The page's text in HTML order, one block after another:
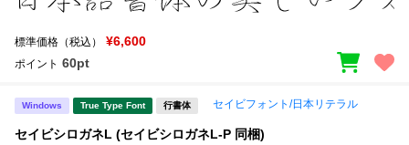
標準価格（税込） ¥6,600
ポイント 60pt
Windows True Type Font 行書体 セイビフォント/日本リテラル
セイビシロガネL (セイビシロガネL-P 同梱)